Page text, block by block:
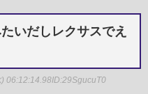
いだしレクサスでえ
) 06:12:14.98ID:29SgucuT0